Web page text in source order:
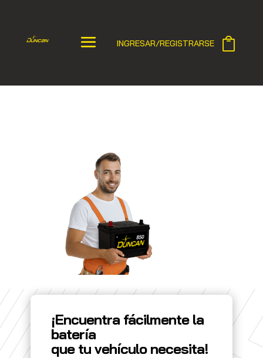
INGRESAR/REGISTRARSE
¡Encuentra fácilmente la
batería
que tu vehículo necesita!